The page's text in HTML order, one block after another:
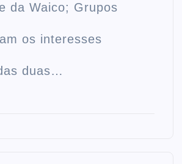
da Waico; Grupos
os interesses
duas…